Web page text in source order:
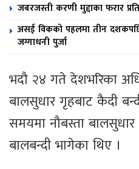
जबरजस्ती करणी मुद्दाका फरार
असई विकको पहलमा तीन
जग्गाधनी पुर्जा
भदौ २४ गते देशभरिका
बालसुधार गृहबाट कैदी
समयमा नौबस्ता
बालबन्दी भागेका थिए ।